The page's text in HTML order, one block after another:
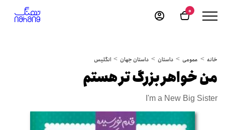
0
خانه عمومی داستان داستان جهان انگلیس
من خواهر بزرگ تر هستم
I'm a New Big Sister